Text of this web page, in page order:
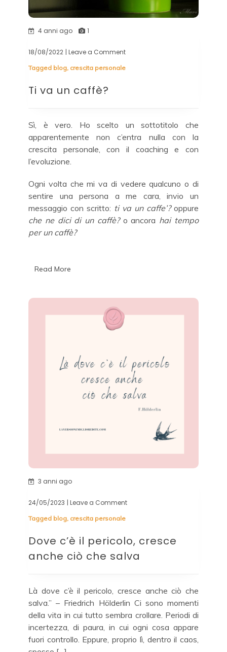
4 anni ago 1
18/08/2022 | Leave a Comment
Tagged blog, crescita personale
Ti va un caffè?
Sì, è vero. Ho scelto un sottotitolo che
apparentemente non c’entra nulla con la
crescita personale, con il coaching e con
l’evoluzione.
Ogni volta che mi va di vedere qualcuno o di
sentire una persona a me cara, invio un
messaggio con scritto: ti va un caffe’? oppure
che ne dici di un caffè?o ancora hai tempo
per un caffè?
Read More
3 anni ago
24/05/2023 | Leave a Comment
pericolo,
cresce
anche
Tagged blog, crescita personale
Dove c’è il pericolo, cresce
anche ciò che salva
Là dove c’è il pericolo, cresce anche ciò che
salva.” – Friedrich Hölderlin Ci sono momenti
della vita in cui tutto sembra crollare. Periodi di
incertezza, di paura, in cui ogni cosa appare
fuori controllo. Eppure, proprio lì, dentro il caos,